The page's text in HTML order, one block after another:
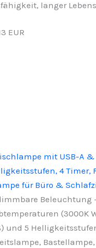
langer
EUR
mit USB-A
4 Timer,
für Büro &
Beleuchtung
(3000K
und 5